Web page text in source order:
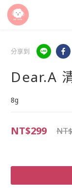
分享到
Dear.A
8g
NT$299